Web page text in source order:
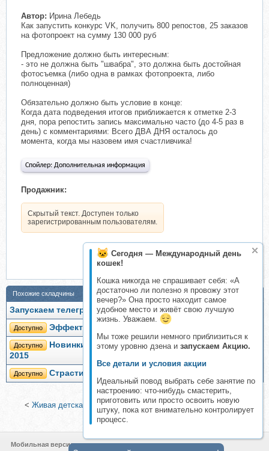
Сегодня — Международный день
кошек!
Кошка никогда не спрашивает себя: «А
достаточно ли полезно я провожу этот
вечер?» Она просто находит самое
удобное место и живёт свою лучшую
жизнь. Уважаем.
Мы тоже решили немного приблизиться к
этому уровню дзена и запускаем Акцию.
Все детали и условия акции
Идеальный повод выбрать себе занятие по
настроению: что-нибудь смастерить,
приготовить или просто освоить новую
штуку, пока кот внимательно контролирует
процесс.
Автор: Ирина Лебедь
Как запустить конкурс VK, получить 800 репостов, 25 заказов
на фотопроект на сумму 130 000 руб
Предложение должно быть интересным:
- это не должна быть "швабра", это должна быть достойная
фотосъемка (либо одна в рамках фотопроекта, либо
полноценная)
Обязательно должно быть условие в конце:
Когда дата подведения итогов приближается к отметке 2-3
дня, пора репостить запись максимально часто (до 4-5 раз в
день) с комментариями: Всего ДВА ДНЯ осталось до
момента, когда мы назовем имя счастливчика!
Спойлер: Дополнительная информация
Продажник:
Скрытый текст. Доступен только
зарегистрированным пользователям.
Похожие складчины
Запускаем телеграмм-ассистента skladchina.biz!
Доступно Эффектные конкурсы (Катерина Орлова)
Доступно
Новинки конкурсов для ведущих праздника,
2015
Доступно Страсти плотские (Артем Лебедев)
< Живая детская фотография (Антон Уницын)|[McpActions]
Fusion Photoshop Actions>
Мобильная версия